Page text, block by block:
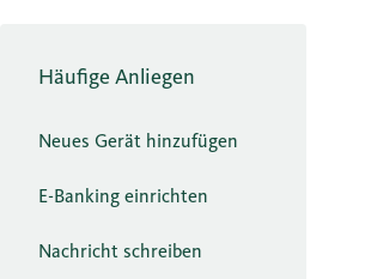
Häufige Anliegen
Neues Gerät hinzufügen
E-Banking einrichten
Nachricht schreiben